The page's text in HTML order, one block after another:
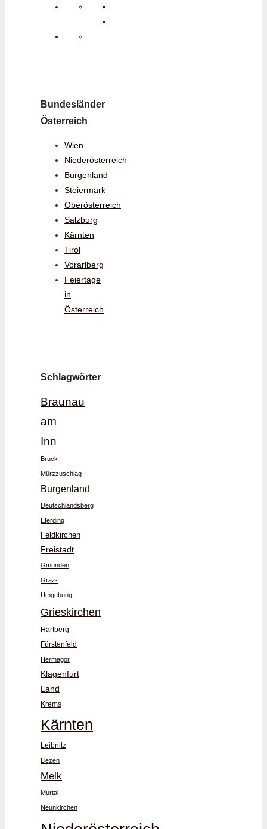
Bundesländer
Österreich
Wien
Niederösterreich
Burgenland
Steiermark
Oberösterreich
Salzburg
Kärnten
Tirol
Vorarlberg
Feiertage
in
Österreich
Schlagwörter
Braunau
am
Inn
Bruck-
Mürzzuschlag
Burgenland
Deutschlandsberg
Eferding
Feldkirchen
Freistadt
Gmunden
Graz-
Umgebung
Grieskirchen
Hartberg-
Fürstenfeld
Hermagor
Klagenfurt
Land
Krems
Kärnten
Leibnitz
Liezen
Melk
Murtal
Neunkirchen